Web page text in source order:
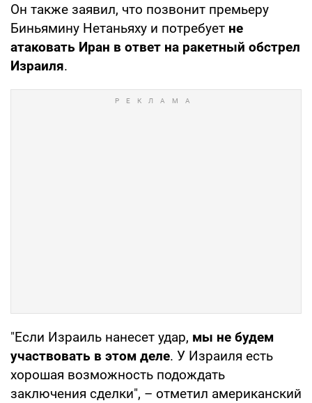
Он также заявил, что позвонит премьеру
Биньямину Нетаньяху и потребует не
атаковать Иран в ответ на ракетный обстрел
Израиля.
"Если Израиль нанесет удар, мы не будем
участвовать в этом деле. У Израиля есть
хорошая возможность подождать
заключения сделки", – отметил американский